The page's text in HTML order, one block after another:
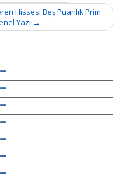
Hissesi Beş Puanlık Prim
Yazı →